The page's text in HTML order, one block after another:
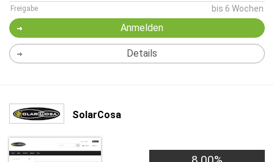
Freigabe bis 6 Wochen
Anmelden
Details
SolarCosa